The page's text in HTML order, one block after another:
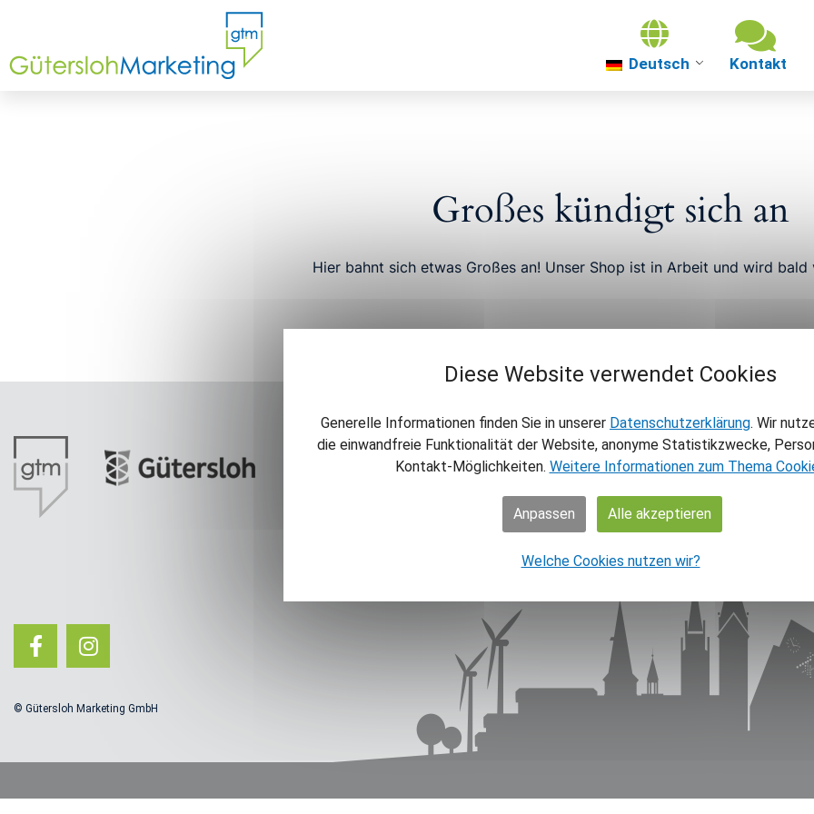
Deutsch
Großes kündigt sich an
Hier bahnt sich etwas Großes an! Unser Shop ist in Arbeit und wird
Home
© Gütersloh Marketing GmbH
Diese Website verwendet Cookies
Generelle Informationen finden Sie in unserer Datenschutzerklärung. Wir
die einwandfreie Funktionalität der Website, anonyme Statistikzwecke,
Kontakt-Möglichkeiten. Weitere Informationen zum Thema
Anpassen Alle akzeptieren
Welche Cookies nutzen wir?